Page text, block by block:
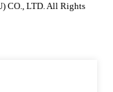
CO., LTD. All Rights